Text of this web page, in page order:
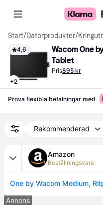
Start/Datorprodukter/
4,6
+2
Wacom One
Tablet
Pris895 kr
Prova flexibla betalningar med
Rekommenderad
Amazon
Beställningsvara
Annons